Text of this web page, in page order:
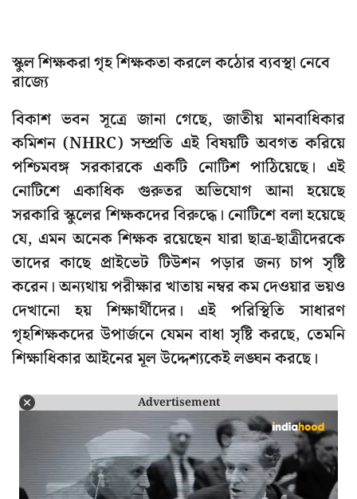
স্কুল শিক্ষকরা গৃহ শিক্ষকতা করলে কঠোর ব্যবস্থা নেবে
রাজ্যে
বিকাশ ভবন সূত্রে জানা গেছে, জাতীয় মানবাধিকার
কমিশন (NHRC) সম্প্রতি এই বিষয়টি অবগত করিয়ে
পশ্চিমবঙ্গ সরকারকে একটি নোটিশ পাঠিয়েছে। এই
নোটিশে একাধিক গুরুতর অভিযোগ আনা হয়েছে
সরকারি স্কুলের শিক্ষকদের বিরুদ্ধে। নোটিশে বলা হয়েছে
যে, এমন অনেক শিক্ষক রয়েছেন যারা ছাত্র-ছাত্রীদেরকে
তাদের কাছে প্রাইভেট টিউশন পড়ার জন্য চাপ সৃষ্টি
করেন। অন্যথায় পরীক্ষার খাতায় নম্বর কম দেওয়ার ভয়ও
দেখানো হয় শিক্ষার্থীদের। এই পরিস্থিতি সাধারণ
গৃহশিক্ষকদের উপার্জনে যেমন বাধা সৃষ্টি করছে, তেমনি
শিক্ষাধিকার আইনের মূল উদ্দেশ্যকেই লঙ্ঘন করছে।
Advertisement